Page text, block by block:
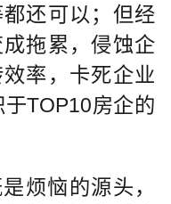
还可以；但经
拖累，侵蚀企
率，卡死企业
TOP10房企的
烦恼的源头，